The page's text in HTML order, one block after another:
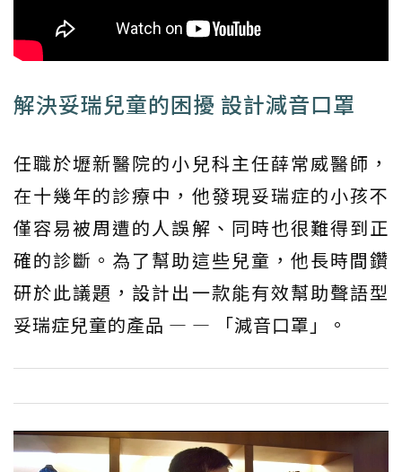
解決妥瑞兒童的困擾 設計減音口罩
任職於壢新醫院的小兒科主任薛常威醫師，
在十幾年的診療中，他發現妥瑞症的小孩不
僅容易被周遭的人誤解、同時也很難得到正
確的診斷。為了幫助這些兒童，他長時間鑽
研於此議題，設計出一款能有效幫助聲語型
妥瑞症兒童的產品 — — 「減音口罩」。